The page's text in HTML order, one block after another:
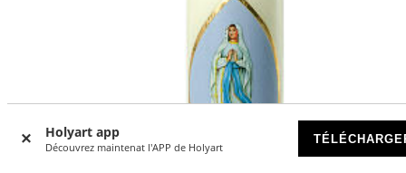
Holyart app
Découvrez maintenat l'APP de Holyart